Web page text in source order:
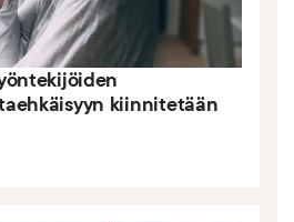
kiinnitetään